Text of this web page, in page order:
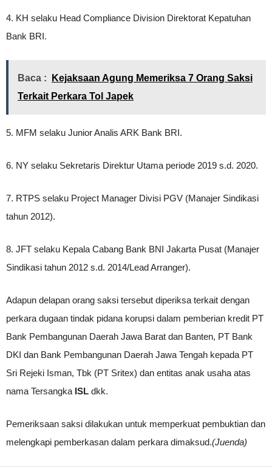
4. KH selaku Head Compliance Division Direktorat Kepatuhan
Bank BRI.
Baca :
Kejaksaan Agung Memeriksa 7 Orang Saksi
Terkait Perkara Tol Japek
5. MFM selaku Junior Analis ARK Bank BRI.
6. NY selaku Sekretaris Direktur Utama periode 2019 s.d. 2020.
7. RTPS selaku Project Manager Divisi PGV (Manajer Sindikasi
tahun 2012).
8. JFT selaku Kepala Cabang Bank BNI Jakarta Pusat (Manajer
Sindikasi tahun 2012 s.d. 2014/Lead Arranger).
Adapun delapan orang saksi tersebut diperiksa terkait dengan
perkara dugaan tindak pidana korupsi dalam pemberian kredit PT
Bank Pembangunan Daerah Jawa Barat dan Banten, PT Bank
DKI dan Bank Pembangunan Daerah Jawa Tengah kepada PT
Sri Rejeki Isman, Tbk (PT Sritex) dan entitas anak usaha atas
nama Tersangka ISL dkk.
Pemeriksaan saksi dilakukan untuk memperkuat pembuktian dan
melengkapi pemberkasan dalam perkara dimaksud.(Juenda)